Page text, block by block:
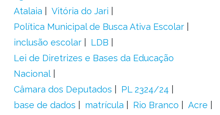
Atalaia
Vitória do Jari
Política Municipal de Busca Ativa Escolar
inclusão escolar
LDB
Lei de Diretrizes e Bases da Educação
Nacional
Câmara dos Deputados
PL 2324/24
base de dados
matrícula Rio Branco
Acre